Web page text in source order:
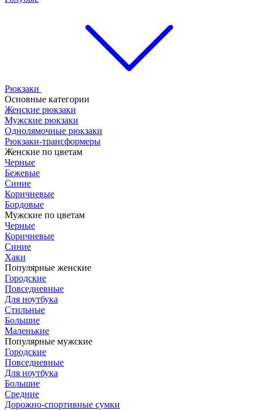
Рюкзаки
Основные категории
Женские рюкзаки
Мужские рюкзаки
Однолямочные рюкзаки
Рюкзаки-трансформеры
Женские по цветам
Черные
Бежевые
Синие
Коричневые
Бордовые
Мужские по цветам
Черные
Коричневые
Синие
Хаки
Популярные женские
Городские
Повседневные
Для ноутбука
Стильные
Большие
Маленькие
Популярные мужские
Городские
Повседневные
Для ноутбука
Большие
Средние
Дорожно-спортивные сумки